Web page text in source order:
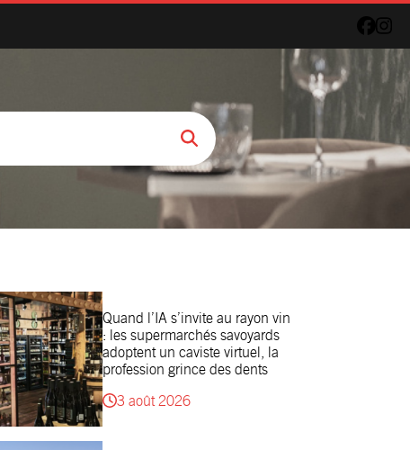
Quand l’IA s’invite au rayon vin
: les supermarchés savoyards
adoptent un caviste virtuel, la
profession grince des dents
3 août 2026